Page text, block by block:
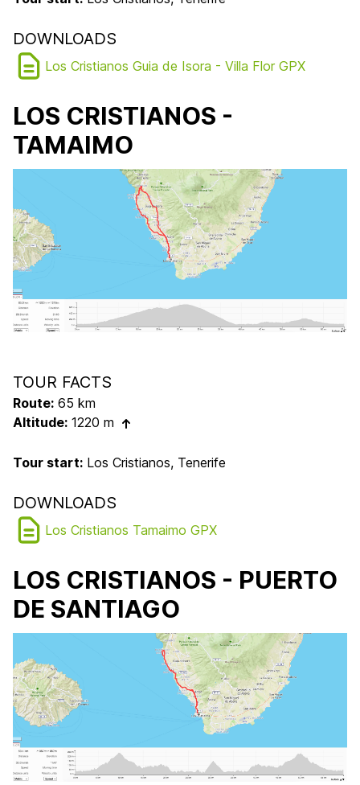
DOWNLOADS
Los Cristianos Guia de Isora - Villa Flor GPX
LOS CRISTIANOS -
TAMAIMO
TOUR FACTS
Route: 65 km
Altitude: 1220 m
Tour start: Los Cristianos, Tenerife
DOWNLOADS
Los Cristianos Tamaimo GPX
LOS CRISTIANOS - PUERTO
DE SANTIAGO